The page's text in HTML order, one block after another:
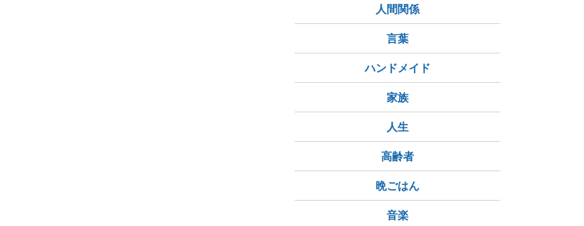
人間関係
言葉
ハンドメイド
家族
人生
高齢者
晩ごはん
音楽